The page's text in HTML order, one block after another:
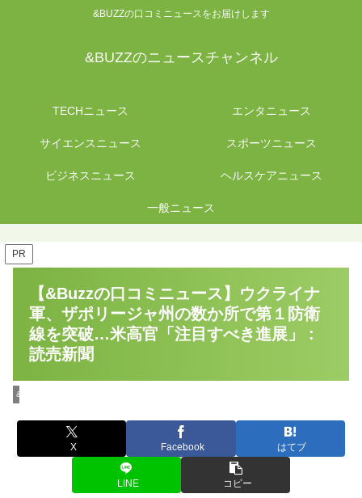
&BUZZの口コミニュースをお届けします
&BUZZのニュースチャンネル
TECHニュース エンタニュース
サイエンスニュース スポーツニュース
ビジネスニュース ヘルスケアニュース
一般ニュース
PR
【&Buzzの口コミニュース】ウクライナ
軍、ザポリージャ州の数か所で第１防衛
線を突破…米高官「注目すべき進展」 :
読売新聞
&Buzzの一般ニュース
X Facebook はてブ
LINE コピー